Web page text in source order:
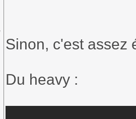
Sinon, c'est assez
Du heavy :